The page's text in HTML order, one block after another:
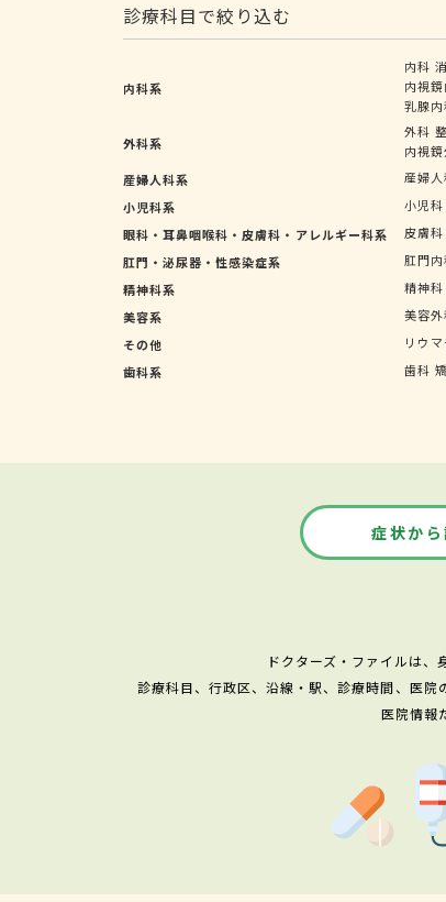
診療科目で絞り込む
内科系
内科
内視
乳腺内
外科系
外科
内視
産婦人科系
産婦人
小児科系
小児科
眼科・耳鼻咽喉科・皮膚科・アレルギー科系
皮膚科
肛門・泌尿器・性感染症系
肛門内
精神科系
精神科
美容系
美容外
その他
リウ
歯科系
歯科
症状か
ドクターズ・ファイルは
診療科目、行政区、沿線・駅、診療時間、医院
医院情報